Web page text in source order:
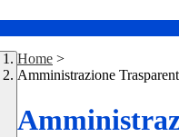
Home >
Amministrazione